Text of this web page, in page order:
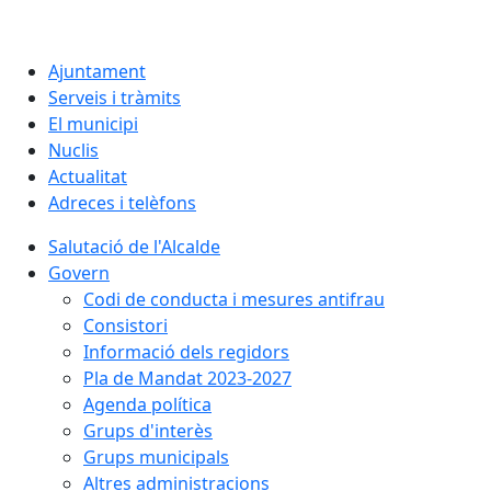
Ajuntament
Serveis i tràmits
El municipi
Nuclis
Actualitat
Adreces i telèfons
Salutació de l'Alcalde
Govern
Codi de conducta i mesures antifrau
Consistori
Informació dels regidors
Pla de Mandat 2023-2027
Agenda política
Grups d'interès
Grups municipals
Altres administracions